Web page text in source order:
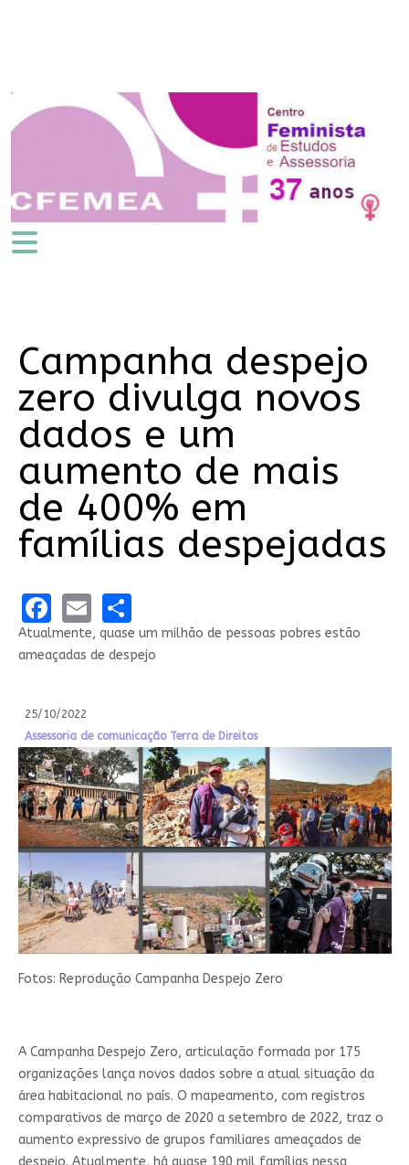
Campanha despejo
zero divulga novos
dados e um
aumento de mais
de 400% em
famílias despejadas
Facebook
EmailShare
Atualmente, quase um milhão de pessoas pobres estão
ameaçadas de despejo
25/10/2022
Assessoria de comunicação Terra de Direitos
Fotos: Reprodução Campanha Despejo Zero
A Campanha Despejo Zero, articulação formada por 175
organizações lança novos dados sobre a atual situação da
área habitacional no país. O mapeamento, com registros
comparativos de março de 2020 a setembro de 2022, traz o
aumento expressivo de grupos familiares ameaçados de
despejo. Atualmente, há quase 190 mil famílias nessa